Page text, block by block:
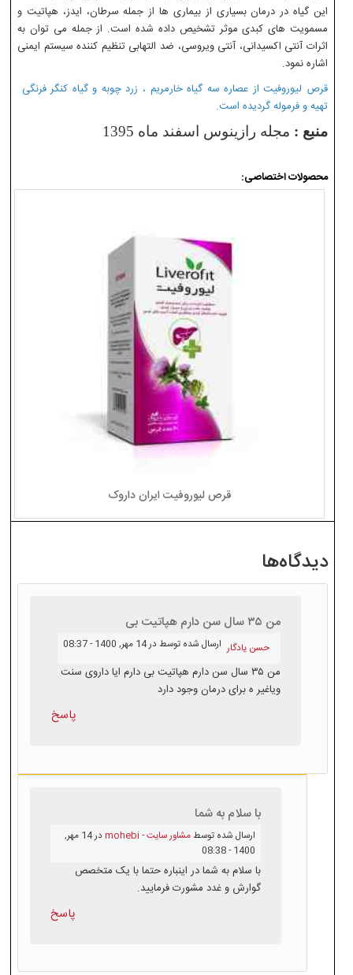
این گیاه در درمان بسیاری از بیماری ها از جمله سرطان، ایدز، هپاتیت و
مسمویت های کبدی موثر تشخیص داده شده است. از جمله می توان به
اثرات آنتی اکسیدانی، آنتی ویروسی، ضد التهابی تنظیم کننده سیستم ایمنی
اشاره نمود.
قرص لیوروفیت از عصاره سه گیاه خارمریم ، زرد چوبه و گیاه کنگر فرنگی
تهیه و فرموله گردیده است.
منبع : مجله رازینوس اسفند ماه 1395
محصولات اختصاصی:
قرص لیوروفیت ایران داروک
دیدگاه‌ها
من ۳۵ سال سن دارم هپاتیت بی
ارسال شده توسط حسن یادگار در 14 مهر, 1400 - 08:37
من ۳۵ سال سن دارم هپاتیت بی دارم ایا داروی سنت
ویاغیر ه برای درمان وجود دارد
پاسخ
با سلام به شما
ارسال شده توسطمشاور سایت - mohebi
در 14 مهر,
1400 - 08:38
با سلام به شما در اینباره حتما با یک متخصص
گوارش و غدد مشورت فرمایید.
پاسخ